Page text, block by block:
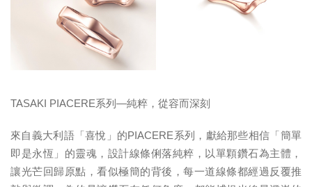
TASAKI PIACERE系列 —純粹，從容而深刻
來自義大利語「喜悅」的PIACERE系列，獻給那些相信「簡單
即是永恆」的靈魂，設計線條俐落純粹，以單顆鑽石為主體，
讓光芒回歸原點，看似極簡的背後，每一道線條都經過反覆推